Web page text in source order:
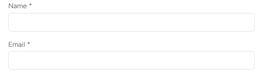
Name *
Email *